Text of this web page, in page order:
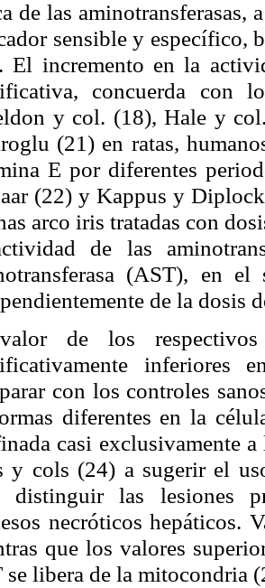
de las
sensible y específico,
El incremento en la
concuerda con
y col. (18), Hale y
(21) en ratas,
E por diferentes
(22) y Kappus y
arco iris tratadas con
de las
(AST), en
de la dosis
de los respectivos
inferiores
con los controles
diferentes en la
casi exclusivamente
y cols (24) a sugerir el
distinguir las lesiones
necróticos hepáticos.
que los valores
se libera de la mitocondria